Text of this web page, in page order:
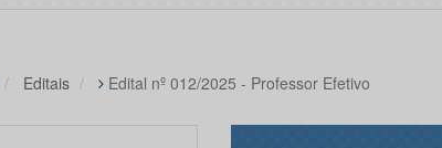
Editais Edital nº 012/2025 - Professor Efetivo